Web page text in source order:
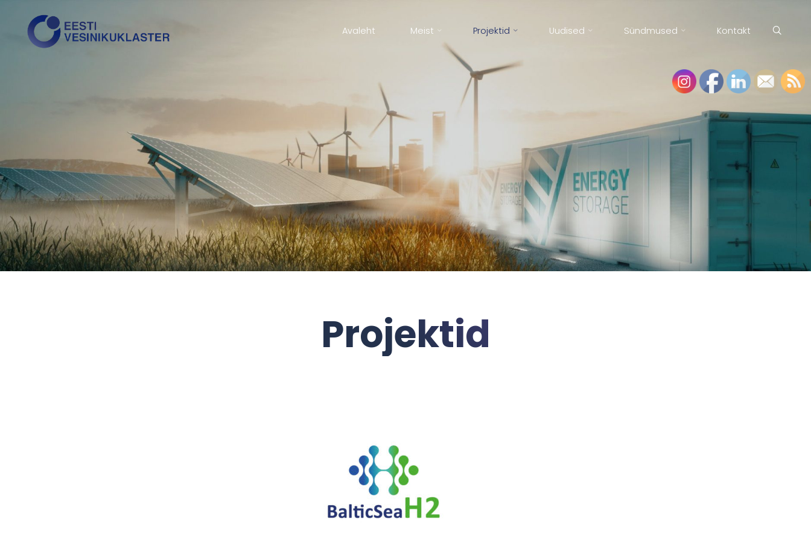
Avaleht Meist Projektid Uudised Sündmused Kontakt
Projektid